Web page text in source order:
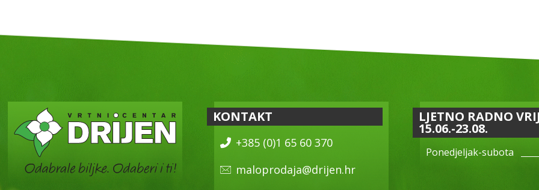
KONTAKT
+385 (0)1 65 60 370
maloprodaja@drijen.hr
LJETNO RADNO
15.06.-23.08.
Ponedjeljak-subota